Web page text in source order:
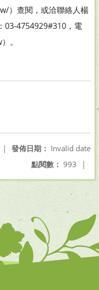
）查閱，或洽聯絡人楊
03-4754929#310，電
。
發佈日期： Invalid date
|
點閱數： 993 |